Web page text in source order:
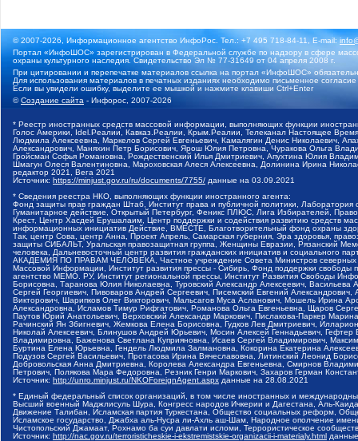
© 2007-2026, Информационное агентство ИнфоРос. Тел.: +7 495 718-84-11, E-mail:
Портал «ИнфоШОС» зарегистрирован в Федеральной службе по надзору в сфере
охраны культурного наследия. Свидетельство Эл № 77-31649 от 04 апреля 2008 г.
При цитировании и перепечатке материалов ссылка на портал «ИнфоШОС»
Для использования материалов в печатных изданиях необходимо письменное
Если вы увидели ошибку, выделите ее мышкой и нажмите клавиши Ctrl+Enter
©Создание сайта - Инфорос, 2007-2026
* Реестр иностранных средств массовой информации, выполняющих функции
Голос Америки, Idel.Реалии, Кавказ.Реалии, Крым.Реалии, Телеканал Настоящее
Людмила Алексеевна, Маркелов Сергей Евгеньевич, Камалягин Денис Николаевич,
Александрович, Маняхин Петр Борисович, Ярош Юлия Петровна, Чуракова Ольга
Гройсман Софья Романовна, Рождественский Илья Дмитриевич, Апухтина Юлия
Шмагун Олеся Валентиновна, Мароховская Алеся Алексеевна, Долинина Ирина
редактор 2021, Вега 2021
Источник: https://minjust.gov.ru/ru/documents/7755/ данные на 03.09.2021
* Сведения реестра НКО, выполняющих функции иностранного агента:
Фонд защиты прав граждан Штаб, Институт права и публичной политики,
Гуманитарное действие, Открытый Петербург, Феникс ПЛЮС, Лига Избирателей,
Крест, Центр Хасдей Ерушалаим, Центр поддержки и содействия развитию средств
информационных инициатив Действие, ВМЕСТЕ, Благотворительный фонд охраны
Так, центр Сова, центр Анна, Проект Апрель, Самарская губерния, Эра здоровья,
защиты СИБАЛЬТ, Уральская правозащитная группа, Женщины Евразии, Рязанский
человека, Дальневосточный центр развития гражданских инициатив и социального
АКАДЕМИЯ ПО ПРАВАМ ЧЕЛОВЕКА, Частное учреждение Совета Министров северных
Массовой Информации, Институт развития прессы - Сибирь, Фонд поддержки
агентство МЕМО. РУ, Институт региональной прессы, Институт Развития Свободы
Борисовна, Таранова Юлия Николаевна, Туровский Александр Алексеевич,
Сергей Георгиевич, Пивоваров Андрей Сергеевич, Писемский Евгений
Викторович, Шарипков Олег Викторович, Мальсагов Муса Асланович, Мошель Ирина
Александровна, Исламов Тимур Рифгатович, Романова Ольга Евгеньевна, Щаров
Паутов Юрий Анатольевич, Верховский Александр Маркович, Пислакова-Паркер
Рачинский Ян Збигневич, Жемкова Елена Борисовна, Гудков Лев Дмитриевич,
Николай Алексеевич, Блинушов Андрей Юрьевич, Мосин Алексей Геннадьевич,
Владимировна, Баженова Светлана Куприяновна, Исаев Сергей Владимирович,
Буртина Елена Юрьевна, Гендель Людмила Залмановна, Кокорина Екатерина
Подузов Сергей Васильевич, Протасова Ирина Вячеславовна, Литинский Леонид
Добровольская Анна Дмитриевна, Королева Александра Евгеньевна, Смирнов
Петрович, Полякова Мара Федоровна, Резник Генри Маркович, Захаров Герман
Источник: http://unro.minjust.ru/NKOForeignAgent.aspx данные на 28.08.2021
* Единый федеральный список организаций, в том числе иностранных и
Высший военный Маджлисуль Шура, Конгресс народов Ичкерии и Дагестана, Аль-
Движение Талибан, Исламская партия Туркестана, Общество социальных реформ,
Исламское государство, Джабха аль-Нусра ли-Ахль аш-Шам, Народное ополчение
Чистопольский Джамаат, Рохнамо ба суи давлати исломи, Террористическое
Источник: http://nac.gov.ru/terroristicheskie-i-ekstremistskie-organizacii-i-materialy.html